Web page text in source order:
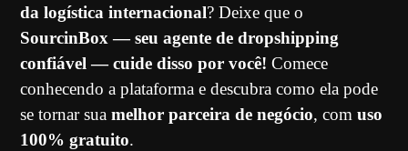
da logística internacional? Deixe que o
SourcinBox — seu agente de dropshipping
confiável — cuide disso por você!Comece
conhecendo a plataforma e descubra como ela pode
se tornar suamelhor parceira de negócio, comuso
100% gratuito.